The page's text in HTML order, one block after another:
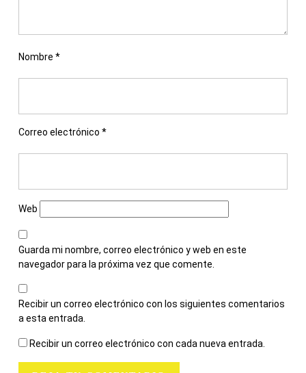
Nombre *
Correo electrónico *
Web
Guarda mi nombre, correo electrónico y web en este
navegador para la próxima vez que comente.
Recibir un correo electrónico con los siguientes comentarios
a esta entrada.
Recibir un correo electrónico con cada nueva entrada.